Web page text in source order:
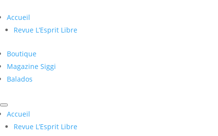
Accueil
Revue L’Esprit Libre
Boutique
Magazine Siggi
Balados
Accueil
Revue L’Esprit Libre